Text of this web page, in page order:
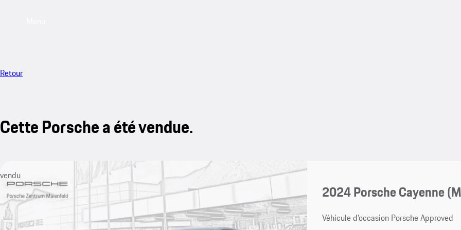
Retour
Cette Porsche a été vendue.
vendu
2024 Porsche Cayenne
Véhicule d’occasion Porsche Approved